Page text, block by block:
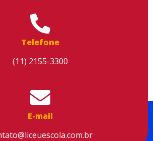
Telefone
(11) 2155-3300
E-mail